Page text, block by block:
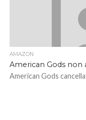
AMAZON
American Gods non
American Gods